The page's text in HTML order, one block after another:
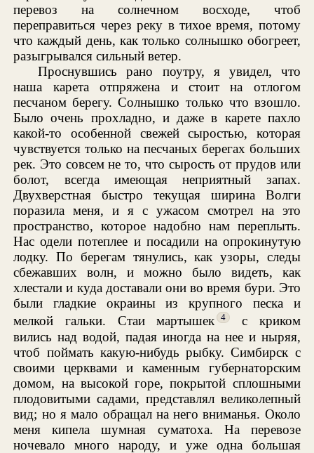
перевоз на солнечном восходе, чтоб
переправиться через реку в тихое время, потому
что каждый день, как только солнышко обогреет,
разыгрывался сильный ветер.
Проснувшись рано поутру, я увидел, что
наша карета отпряжена и стоит на отлогом
песчаном берегу. Солнышко только что взошло.
Было очень прохладно, и даже в карете пахло
какой-то особенной свежей сыростью, которая
чувствуется только на песчаных берегах больших
рек. Это совсем не то, что сырость от прудов или
болот, всегда имеющая неприятный запах.
Двухверстная быстро текущая ширина Волги
поразила меня, и я с ужасом смотрел на это
пространство, которое надобно нам переплыть.
Нас одели потеплее и посадили на опрокинутую
лодку. По берегам тянулись, как узоры, следы
сбежавших волн, и можно было видеть, как
хлестали и куда доставали они во время бури. Это
были гладкие окраины из крупного песка и
мелкой гальки. Стаи мартышек
4
с криком
вились над водой, падая иногда на нее и ныряя,
чтоб поймать какую-нибудь рыбку. Симбирск с
своими церквами и каменным губернаторским
домом, на высокой горе, покрытой сплошными
плодовитыми садами, представлял великолепный
вид; но я мало обращал на него вниманья. Около
меня кипела шумная суматоха. На перевозе
ночевало много народу, и уже одна большая